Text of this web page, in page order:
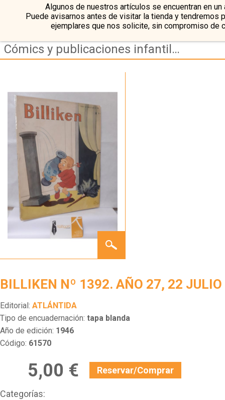
Algunos de nuestros artículos se encuentran en un
Puede avisarnos antes de visitar la tienda y tendremos
ejemplares que nos solicite, sin compromiso de
Cómics y publicaciones infantiles antiguas
Nº
JULIO
BILLIKEN Nº 1392. AÑO 27, 22
Editorial: ATLÁNTIDA
Tipo de encuadernación: tapa blanda
Año de edición: 1946
Código: 61570
5,00 € Reservar/Comprar
Categorías: